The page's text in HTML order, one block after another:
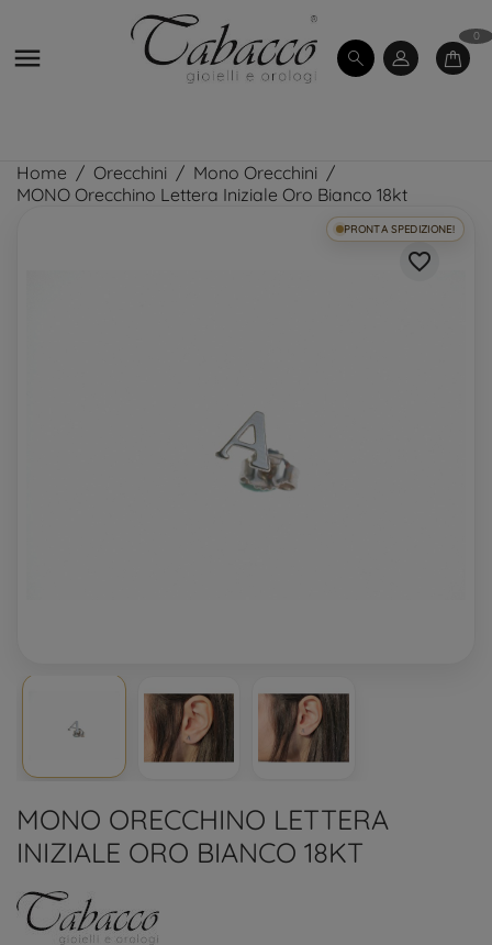

0
Home Orecchini
Mono Orecchini
MONO Orecchino Lettera Iniziale Oro Bianco 18kt
PRONTA SPEDIZIONE!
favorite_border
MONO ORECCHINO LETTERA
INIZIALE ORO BIANCO 18KT